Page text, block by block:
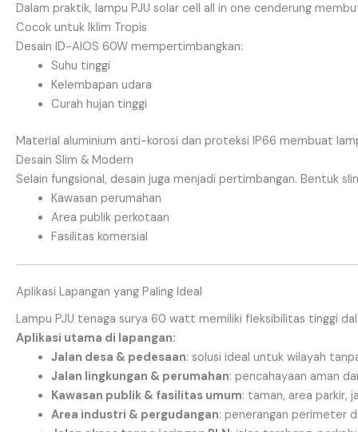
Dalam praktik, lampu PJU solar cell all in one cenderung
Cocok untuk Iklim Tropis
Desain ID-AIOS 60W mempertimbangkan:
Suhu tinggi
Kelembapan udara
Curah hujan tinggi
Material aluminium anti-korosi dan proteksi IP66 membuat
Desain Slim & Modern
Selain fungsional, desain juga menjadi pertimbangan. Bentuk
Kawasan perumahan
Area publik perkotaan
Fasilitas komersial
Aplikasi Lapangan yang Paling Ideal
Lampu PJU tenaga surya 60 watt memiliki fleksibilitas tinggi
Aplikasi utama di lapangan:
Jalan desa & pedesaan: solusi ideal untuk wilayah
Jalan lingkungan & perumahan: pencahayaan aman
Kawasan publik & fasilitas umum: taman, area parkir,
Area industri & pergudangan: penerangan perimeter